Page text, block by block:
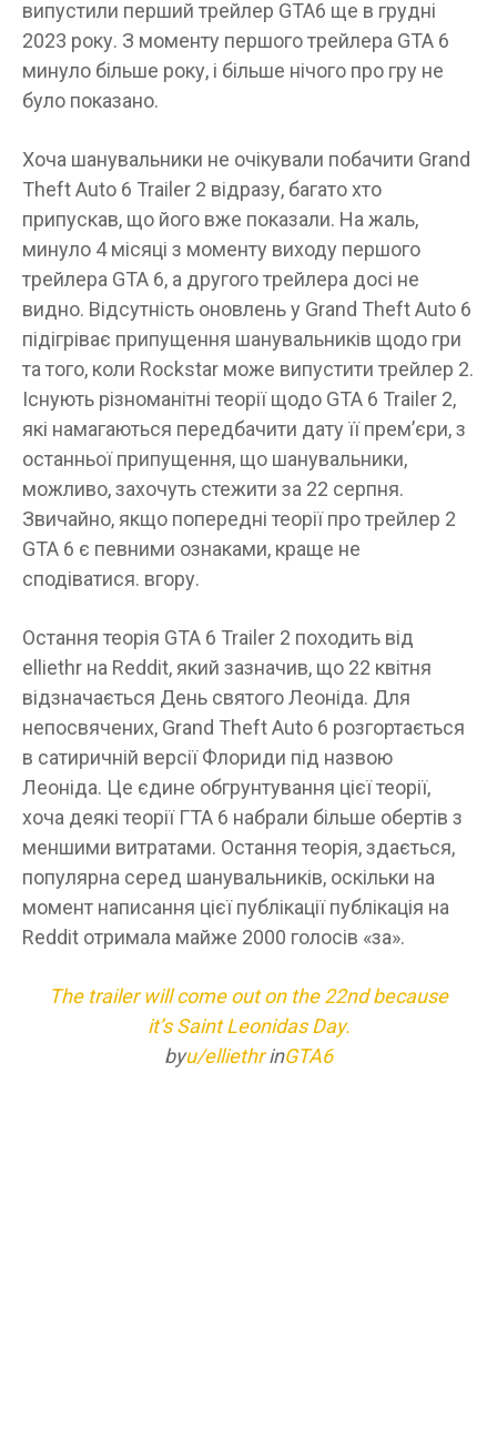
випустили перший трейлер GTA6 ще в грудні
2023 року. З моменту першого трейлера GTA 6
минуло більше року, і більше нічого про гру не
було показано.
Хоча шанувальники не очікували побачити Grand
Theft Auto 6 Trailer 2 відразу, багато хто
припускав, що його вже показали. На жаль,
минуло 4 місяці з моменту виходу першого
трейлера GTA 6, а другого трейлера досі не
видно. Відсутність оновлень у Grand Theft Auto 6
підігріває припущення шанувальників щодо гри
та того, коли Rockstar може випустити трейлер 2.
Існують різноманітні теорії щодо GTA 6 Trailer 2,
які намагаються передбачити дату її прем’єри, з
останньої припущення, що шанувальники,
можливо, захочуть стежити за 22 серпня.
Звичайно, якщо попередні теорії про трейлер 2
GTA 6 є певними ознаками, краще не
сподіватися. вгору.
Остання теорія GTA 6 Trailer 2 походить від
elliethr на Reddit, який зазначив, що 22 квітня
відзначається День святого Леоніда. Для
непосвячених, Grand Theft Auto 6 розгортається
в сатиричній версії Флориди під назвою
Леоніда. Це єдине обгрунтування цієї теорії,
хоча деякі теорії ГТА 6 набрали більше обертів з
меншими витратами. Остання теорія, здається,
популярна серед шанувальників, оскільки на
момент написання цієї публікації публікація на
Reddit отримала майже 2000 голосів «за».
The trailer will come out on the 22nd because
it’s Saint Leonidas Day.
byu/elliethrinGTA6